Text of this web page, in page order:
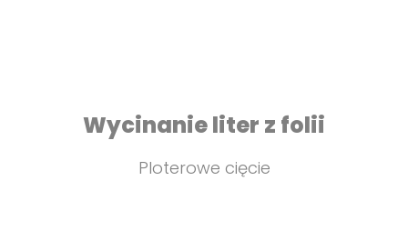
Wycinanie liter z folii
Ploterowe cięcie